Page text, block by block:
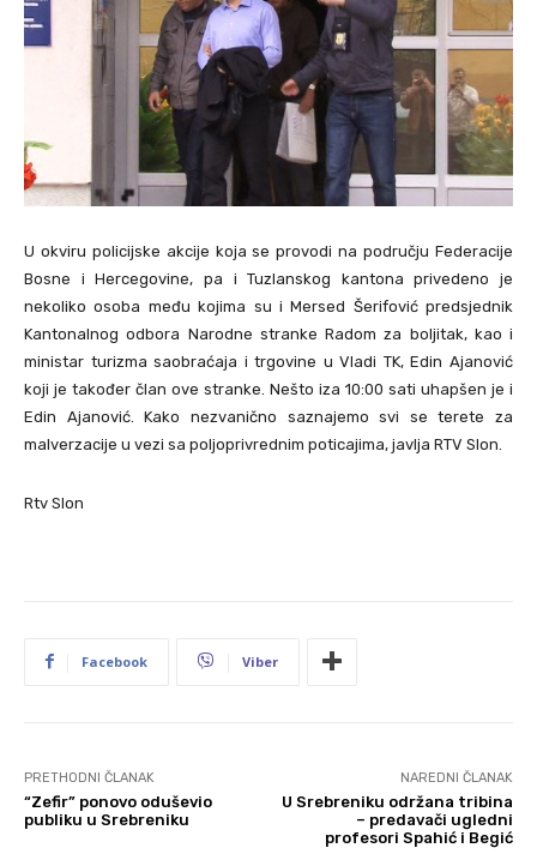
U okviru policijske akcije koja se provodi na području Federacije
Bosne i Hercegovine, pa i Tuzlanskog kantona privedeno je
nekoliko osoba među kojima su i Mersed Šerifović predsjednik
Kantonalnog odbora Narodne stranke Radom za boljitak, kao i
ministar turizma saobraćaja i trgovine u Vladi TK, Edin Ajanović
koji je također član ove stranke. Nešto iza 10:00 sati uhapšen je i
Edin Ajanović. Kako nezvanično saznajemo svi se terete za
malverzacije u vezi sa poljoprivrednim poticajima, javlja RTV Slon.
Rtv Slon
Facebook Viber
PRETHODNI ČLANAK
“Zefir” ponovo oduševio
publiku u Srebreniku
NAREDNI ČLANAK
U Srebreniku održana tribina
– predavači ugledni
profesori Spahić i Begić